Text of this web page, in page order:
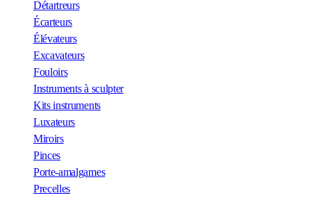
Détartreurs
Écarteurs
Élévateurs
Excavateurs
Fouloirs
Instruments à sculpter
Kits instruments
Luxateurs
Miroirs
Pinces
Porte-amalgames
Precelles